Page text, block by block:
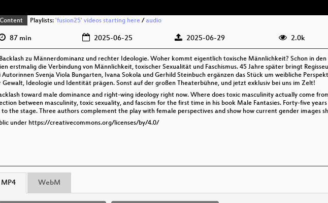
Content Playlists: 'fusion25' videos starting here/ audio
87 min 2025-06-25 2025-06-29 2.0k
zu Männerdominanz und rechter Ideologie. Woher kommt eigentlich toxische Männlichkeit? Schon in
erstmalig die Verbindung von Männlichkeit, toxischer Sexualität und Faschismus. 45 Jahre später bringt
Autorinnen Svenja Viola Bungarten, Ivana Sokola und Gerhild Steinbuch ergänzen das Stück um weibliche
Gewalt, Ideologie und Identität prägen. Sonst auf der großen Theaterbühne, und jetzt exklusiv bei uns im Zelt!
toward male dominance and right-wing ideology right now. Where does toxic masculinity actually come
between masculinity, toxic sexuality, and fascism for the first time in his book Male Fantasies. Forty-five
the stage. Three authors complement the play with female perspectives and show how current gender images
under https://creativecommons.org/licenses/by/4.0/
MP4 WebM